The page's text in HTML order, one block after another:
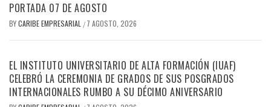
PORTADA 07 DE AGOSTO
BYCARIBE EMPRESARIAL / 7 AGOSTO, 2026
EL INSTITUTO UNIVERSITARIO DE ALTA FORMACIÓN (IUAF)
CELEBRÓ LA CEREMONIA DE GRADOS DE SUS POSGRADOS
INTERNACIONALES RUMBO A SU DÉCIMO ANIVERSARIO